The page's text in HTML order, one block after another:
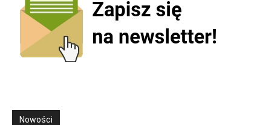
Nowości